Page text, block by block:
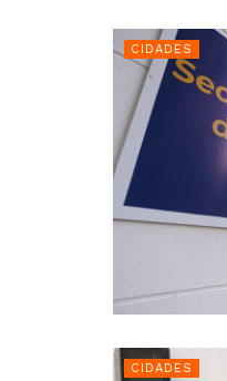
CIDADES
CIDADES